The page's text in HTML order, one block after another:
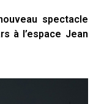
spectacle
à l’espace Jean